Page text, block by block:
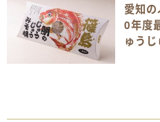
愛知
0年度
ゅう